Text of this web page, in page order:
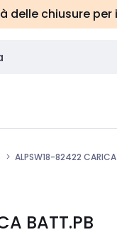
delle chiusure per
ALPSW18-82422
BATT.PB